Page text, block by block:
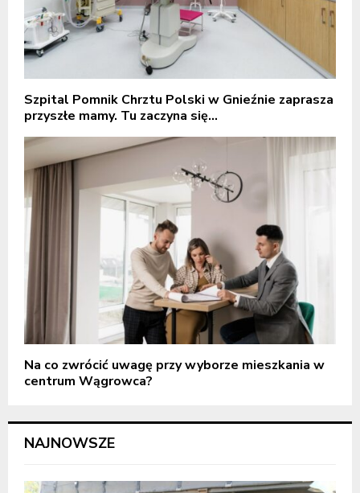
Szpital Pomnik Chrztu Polski w Gnieźnie zaprasza
przyszłe mamy. Tu zaczyna się...
Na co zwrócić uwagę przy wyborze mieszkania w
centrum Wągrowca?
NAJNOWSZE